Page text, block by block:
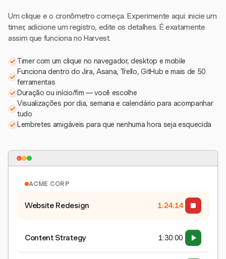
Um clique e o cronômetro começa. Experimente aqui: inicie um
timer, adicione um registro, edite os detalhes. É exatamente
assim que funciona no Harvest.
Timer com um clique no navegador, desktop e mobile
Funciona dentro do Jira, Asana, Trello, GitHub e mais de 50
ferramentas
Duração ou início/fim — você escolhe
Visualizações por dia, semana e calendário para acompanhar
tudo
Lembretes amigáveis para que nenhuma hora seja esquecida
ACME CORP
Website Redesign 1:24:15
Content Strategy 1:30:00